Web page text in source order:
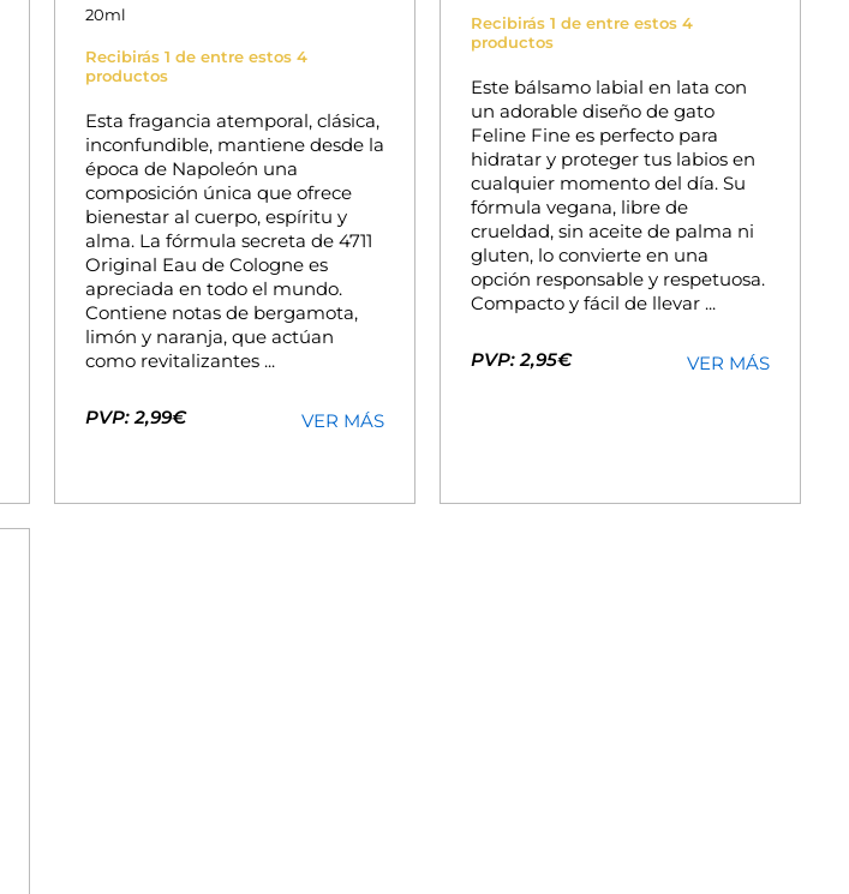
20ml
Recibirás 1 de entre estos 4
productos
Esta fragancia atemporal, clásica,
inconfundible, mantiene desde la
época de Napoleón una
composición única que ofrece
bienestar al cuerpo, espíritu y
alma. La fórmula secreta de 4711
Original Eau de Cologne es
apreciada en todo el mundo.
Contiene notas de bergamota,
limón y naranja, que actúan
como revitalizantes ...
PVP: 2,99€ VER MÁS
Recibirás 1 de entre estos 4
productos
Este bálsamo labial en lata con
un adorable diseño de gato
Feline Fine es perfecto para
hidratar y proteger tus labios en
cualquier momento del día. Su
fórmula vegana, libre de
crueldad, sin aceite de palma ni
gluten, lo convierte en una
opción responsable y respetuosa.
Compacto y fácil de llevar ...
PVP: 2,95€ VER MÁS